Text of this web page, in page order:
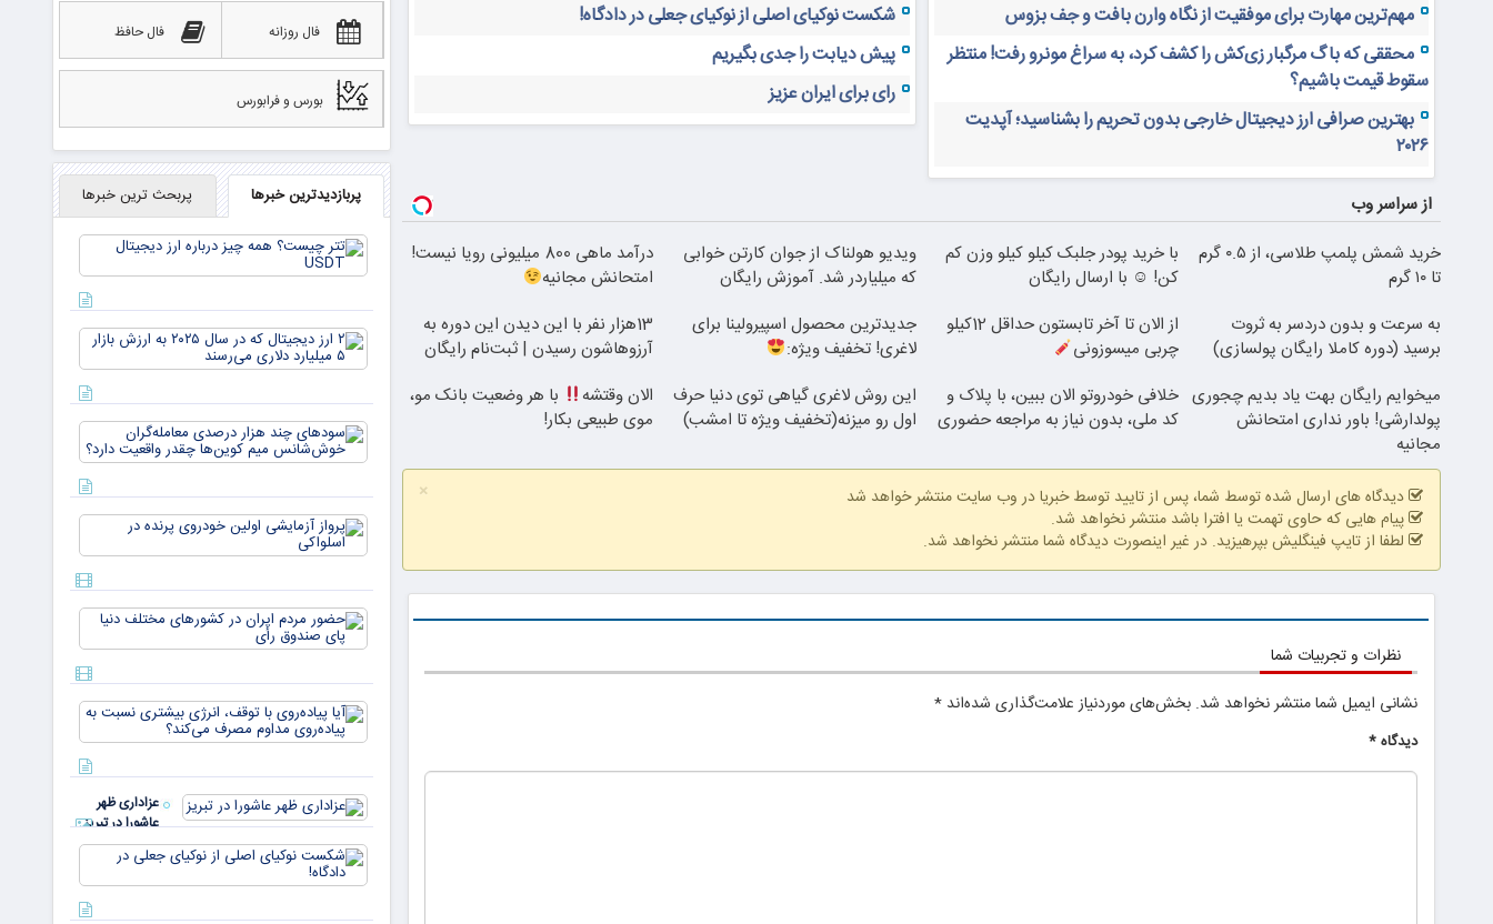
مهم‌ترین مهارت برای موفقیت از نگاه وارن بافت و جف بزوس
محققی که باگ مرگبار زی‌کش را کشف کرد، به سراغ مونرو رفت! منتظر
سقوط قیمت باشیم؟
بهترین صرافی ارز دیجیتال خارجی بدون تحریم را بشناسید؛ آپدیت
۲۰۲۶
شکست نوکیای اصلی از نوکیای جعلی در دادگاه!
پیش دیابت را جدی بگیریم
رای برای ایران عزیز
از سراسر وب
خرید شمش پلمپ طلاسی، از ۰.۵ گرم
تا ۱۰ گرم
با خرید پودر جلبک کیلو کیلو وزن کم
کن! ☺ با ارسال رایگان
ویدیو هولناک از جوان کارتن خوابی
که میلیاردر شد. آموزش رایگان
درآمد ماهی 800 میلیونی رویا نیست!
امتحانش مجانیه
به سرعت و بدون دردسر به ثروت
برسید (دوره کاملا رایگان پولسازی)
از الان تا آخر تابستون حداقل 12کیلو
چربی میسوزونی
جدیدترین محصول اسپیرولینا برای
لاغری! تخفیف ویژه:
13هزار نفر با این دیدن این دوره به
آرزوهاشون رسیدن | ثبت‌‌نام رایگان
میخوایم رایگان بهت یاد بدیم چجوری
پولدارشی! باور نداری امتحانش
مجانیه
خلافی خودروتو الان ببین، با پلاک و
کد ملی، بدون نیاز به مراجعه حضوری
این روش لاغری گیاهی توی دنیا حرف
اول رو میزنه(تخفیف ویژه تا امشب)
الان وقتشه
با هر وضعیت بانک مو،
موی طبیعی بکار!
×
دیدگاه های ارسال شده توسط شما، پس از تایید توسط خبریا در وب سایت منتشر خواهد شد
پیام هایی که حاوی تهمت یا افترا باشد منتشر نخواهد شد.
لطفا از تایپ فینگلیش بپرهیزید. در غیر اینصورت دیدگاه شما منتشر نخواهد شد.
نظرات و تجربیات شما
نشانی ایمیل شما منتشر نخواهد شد. بخش‌های موردنیاز علامت‌گذاری شده‌اند *
دیدگاه*
فال روزانه فال حافظ
بورس و فرابورس
پربازدیدترین خبرها پربحث ترین خبرها
عزاداری ظهر
عاشورا در تبریز